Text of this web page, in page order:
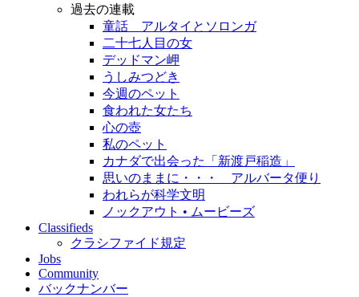
過去の連載
童話 アルタイとソロンガ
二十七人目の女
デッドマン岬
うしみつどき
今週のペット
食われた女たち
心の壺
私のペット
カナダで出会った「新渡戸稲造」
思いのままに・・・ アルバータ便り
われらが科学文明
ノックアウト • ムービーズ
Classifieds
クラシファイド規定
Jobs
Community
バックナンバー